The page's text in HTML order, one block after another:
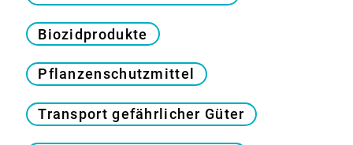
Biozidprodukte
Pflanzenschutzmittel
Transport gefährlicher Güter